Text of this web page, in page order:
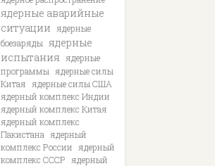
ядерные аварийные
ситуации
ядерные
боезаряды ядерные
испытания
ядерные
программы
ядерные силы
Китая
ядерные силы США
ядерный комплекс Индии
ядерный комплекс Китая
ядерный комплекс
Пакистана
ядерный
комплекс России
ядерный
комплекс СССР
ядерный